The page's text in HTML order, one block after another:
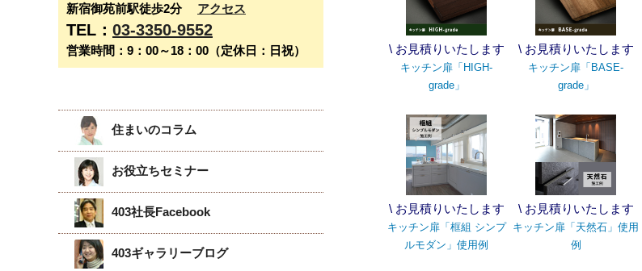
新宿御苑前駅徒歩2分 アクセス
TEL： 03-3350-9552
営業時間：9：00～18：00（定休日：日祝）
住まいのコラム
お役立ちセミナー
403社長Facebook
403ギャラリーブログ
\ お見積りいたします
キッチン扉「HIGH-
grade」
\ お見積りいたします
キッチン扉「BASE-
grade」
\ お見積りいたします
キッチン扉「框組 シンプ
ルモダン」使用例
\ お見積りいたします
キッチン扉「天然石」使用
例